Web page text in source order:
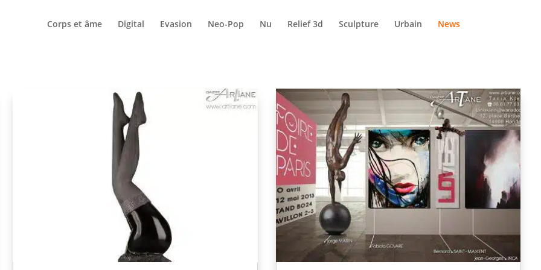
Corps et âme Digital Evasion Neo-Pop Nu Relief 3d Sculpture Urbain News